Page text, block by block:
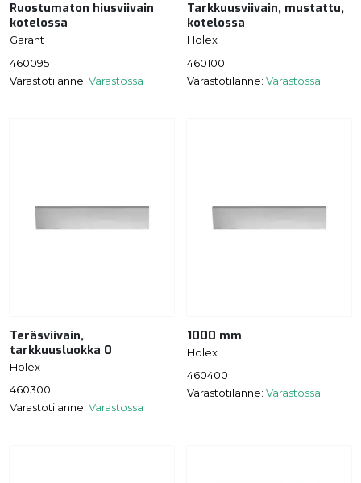
Ruostumaton hiusviivain
kotelossa
Garant
460095
Varastotilanne: Varastossa
Tarkkuusviivain, mustattu,
kotelossa
Holex
460100
Varastotilanne: Varastossa
Teräsviivain,
tarkkuusluokka 0
Holex
460300
Varastotilanne: Varastossa
1000 mm
Holex
460400
Varastotilanne: Varastossa